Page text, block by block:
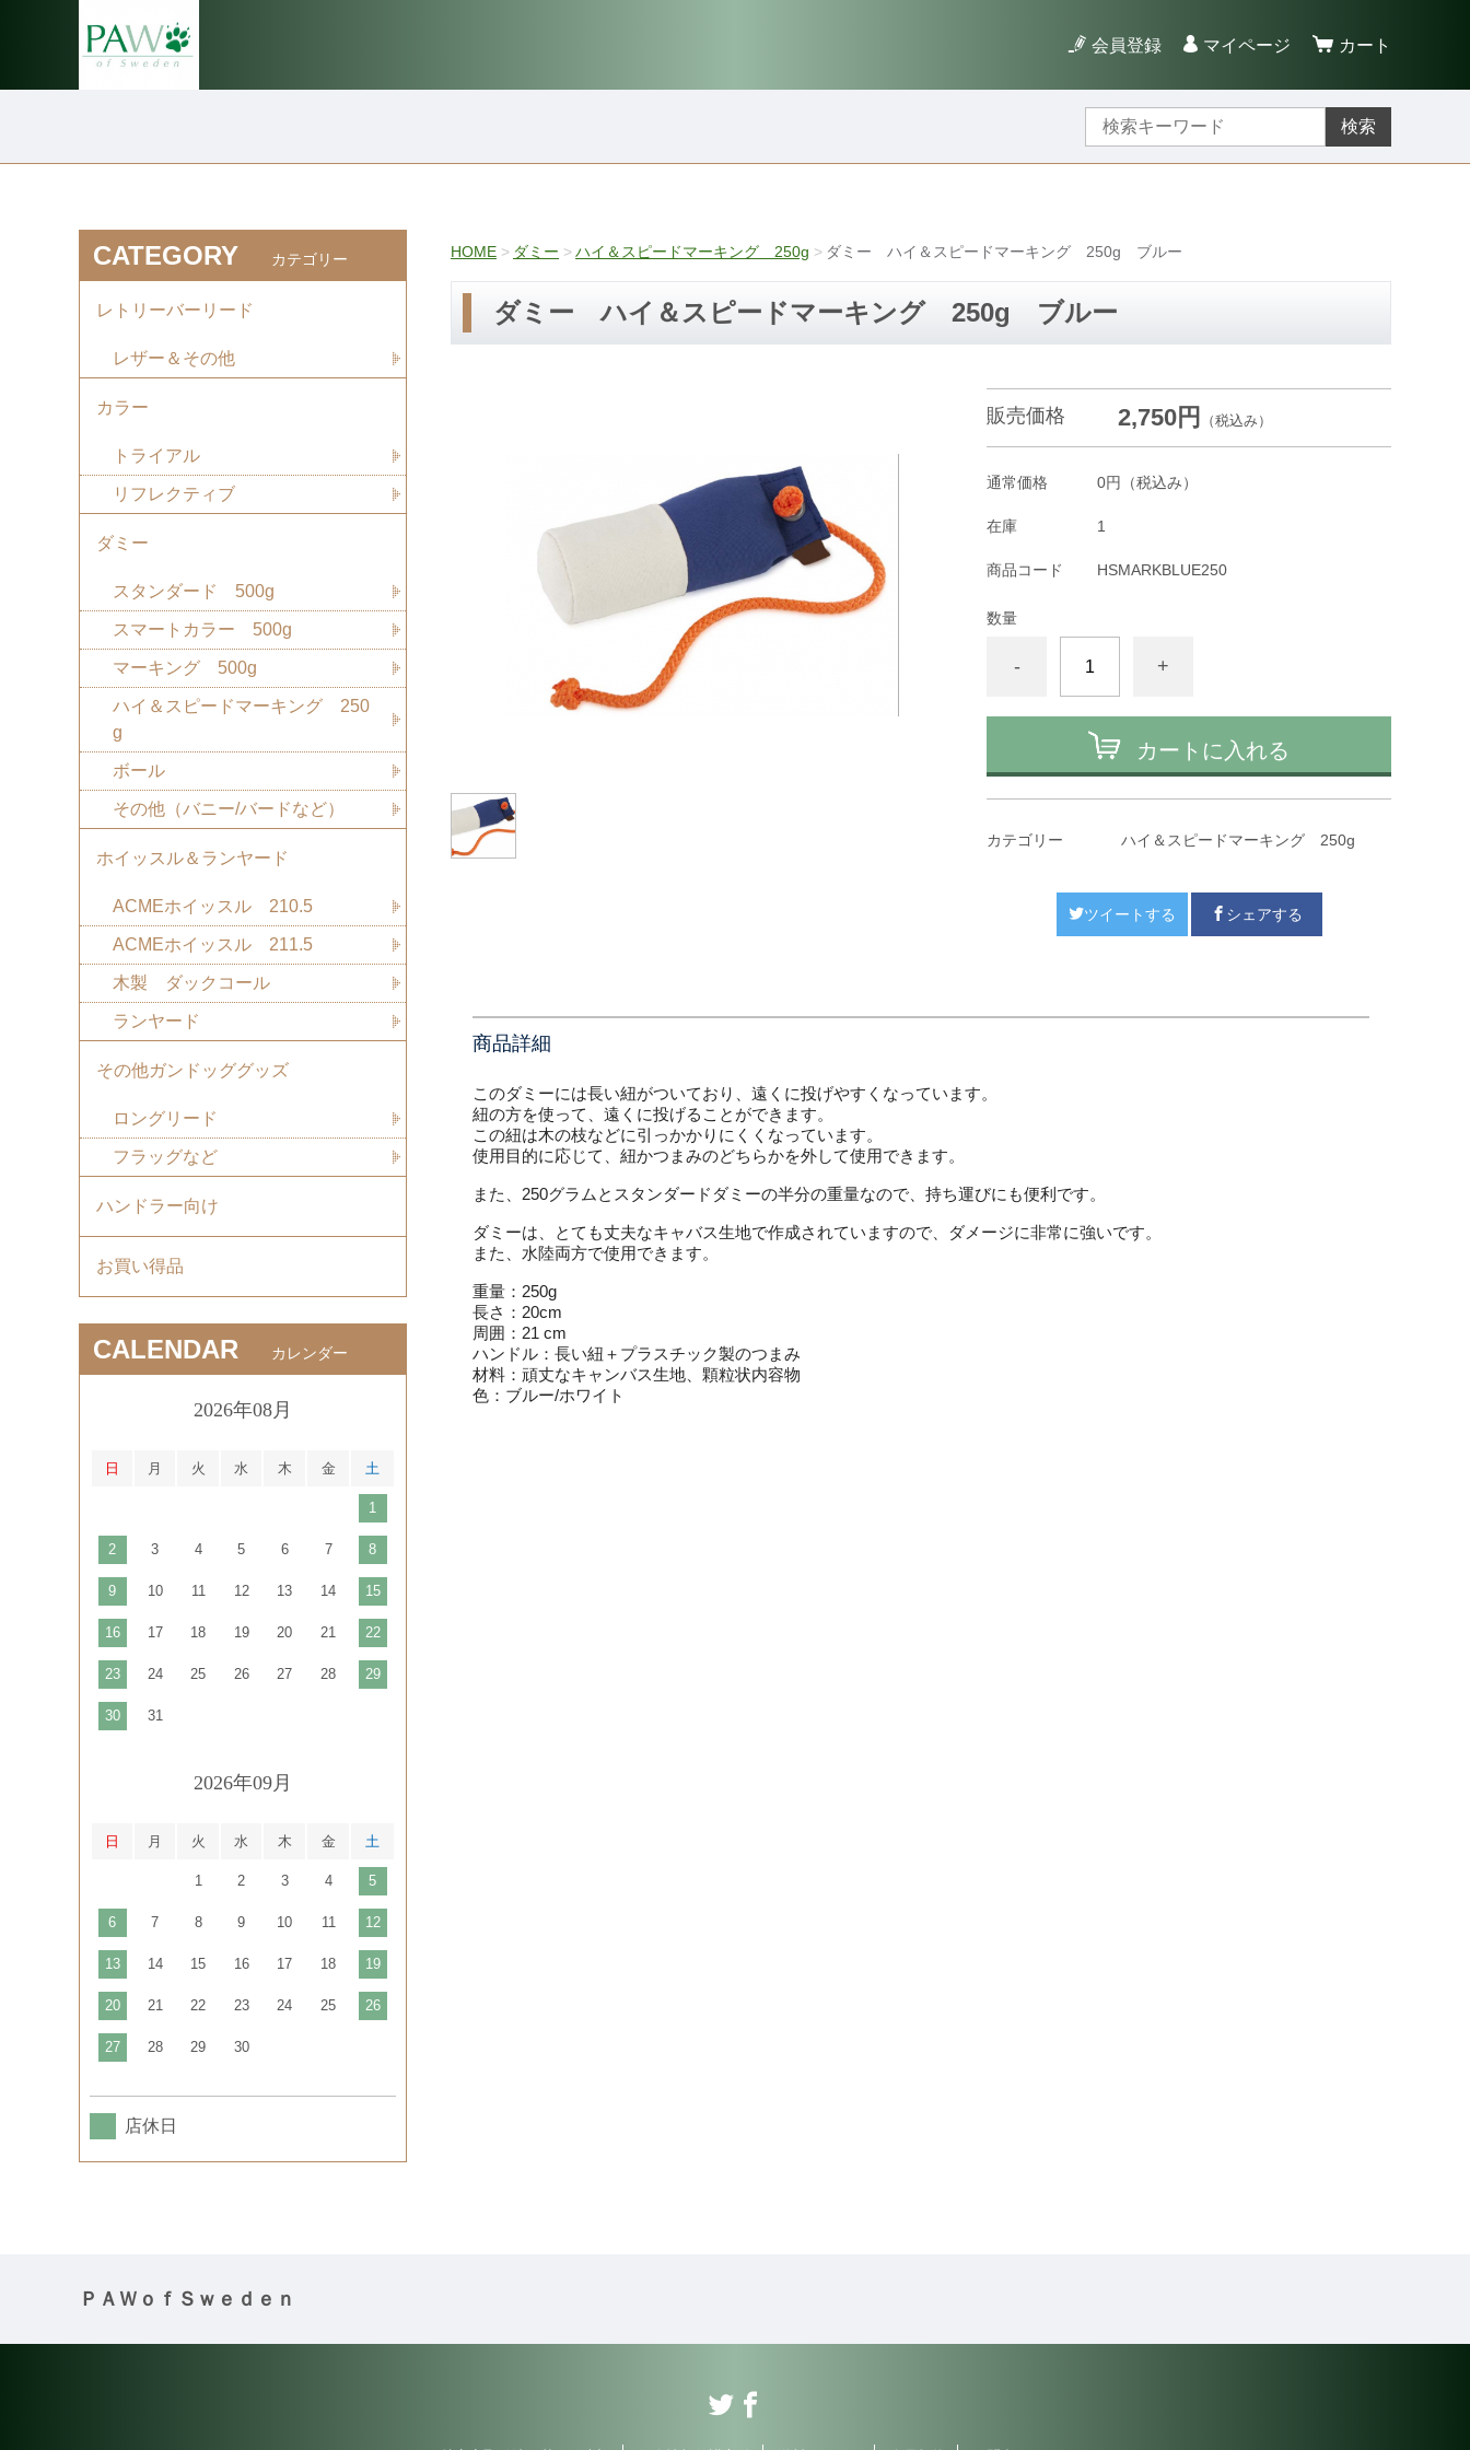
会員登録 マイページ カート
検索
HOME ダミー ハイ＆スピードマーキング 250g ダミー ハイ＆スピードマーキング 250g ブルー
ダミー ハイ＆スピードマーキング 250g ブルー
販売価格 2,750円 （税込み）
通常価格 0円 （税込み）
在庫 1
商品コード HSMARKBLUE250
数量
- +
カートに入れる
カテゴリー ハイ＆スピードマーキング 250g
ツイートする シェアする
商品詳細
このダミーには長い紐がついており、遠くに投げやすくなっています。
紐の方を使って、遠くに投げることができます。
この紐は木の枝などに引っかかりにくくなっています。
使用目的に応じて、紐かつまみのどちらかを外して使用できます。
また、250グラムとスタンダードダミーの半分の重量なので、持ち運びにも便利です。
ダミーは、とても丈夫なキャバス生地で作成されていますので、ダメージに非常に強いです。
また、水陸両方で使用できます。
重量：250g
長さ：20cm
周囲：21 cm
ハンドル：長い紐＋プラスチック製のつまみ
材料：頑丈なキャンバス生地、顆粒状内容物
色：ブルー/ホワイト
CATEGORY カテゴリー
レトリーバーリード
レザー＆その他
カラー
トライアル
リフレクティブ
ダミー
スタンダード 500g
スマートカラー 500g
マーキング 500g
ハイ＆スピードマーキング 250
g
ボール
その他（バニー/バードなど）
ホイッスル＆ランヤード
ACMEホイッスル 210.5
ACMEホイッスル 211.5
木製 ダックコール
ランヤード
その他ガンドッググッズ
ロングリード
フラッグなど
ハンドラー向け
お買い得品
CALENDAR カレンダー
2026年08月
日 月 火 水 木 金 土
1
2 3 4 5 6 7 8
9 10 11 12 13 14 15
16 17 18 19 20 21 22
23 24 25 26 27 28 29
30 31
2026年09月
日 月 火 水 木 金 土
1 2 3 4 5
6 7 8 9 10 11 12
13 14 15 16 17 18 19
20 21 22 23 24 25 26
27 28 29 30
店休日
ＰＡＷｏｆＳｗｅｄｅｎ